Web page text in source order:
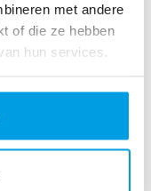
met andere
of die ze hebben
hun services.